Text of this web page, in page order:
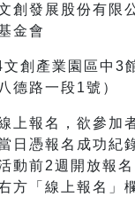
創發展股份有限
金會
創產業園區中3
德路一段1號）
上報名，欲參加
日憑報名成功紀
動前2週開放報
方「線上報名」